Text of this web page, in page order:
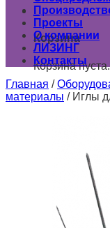
0
Корзина
Корзина пуста.
Проекты
О компании
ЛИЗИНГ
Контакты
Главная /
материалы /Иглы